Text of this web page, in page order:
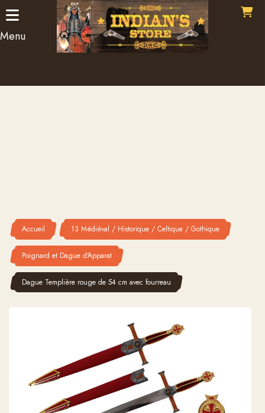
Menu
Accueil 13 Médiéval / Historique / Celtique / Gothique
Poignard et Dague d'Apparat
Dague Templière rouge de 54 cm avec fourreau
Panneau de gestion des cookies